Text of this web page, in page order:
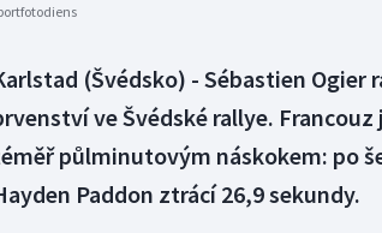
(Švédsko) - Sébastien Ogier
ve Švédské rallye.
půlminutovým náskokem: po
Paddon ztrácí 26,9 sekundy.